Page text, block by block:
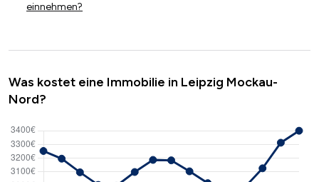
einnehmen?
Was kostet eine Immobilie in Leipzig Mockau-
Nord?